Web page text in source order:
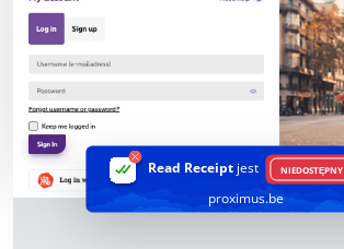
Read Receiptjest NIEDOSTĘPNY
proximus.be